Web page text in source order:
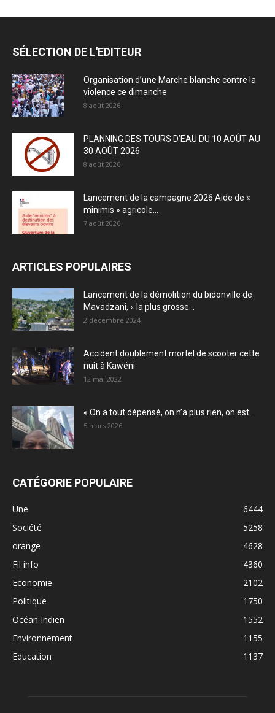
SÉLECTION DE L'EDITEUR
Organisation d’une Marche blanche contre la
violence ce dimanche
8 août 2026
PLANNING DES TOURS D’EAU DU 10 AOÛT AU
30 AOÛT 2026
8 août 2026
Lancement de la campagne 2026 Aide de «
minimis » agricole...
7 août 2026
ARTICLES POPULAIRES
Lancement de la démolition du bidonville de
Mavadzani, « la plus grosse...
2 décembre 2024
Accident doublement mortel de scooter cette
nuit à Kawéni
12 mai 2022
« On a tout dépensé, on n’a plus rien, on est...
5 mars 2026
CATÉGORIE POPULAIRE
Une
6444
Société
5258
orange
4628
Fil info
4360
Economie
2102
Politique
1750
Océan Indien
1552
Environnement
1155
Education
1137